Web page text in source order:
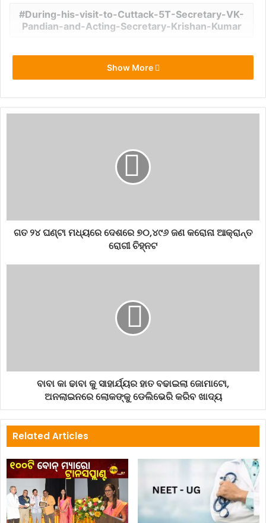
During-his-visit-to-Cuttack-5T-Secretary-VK-
Pandian-and-Acting-Secretary-Krishan-Kumar
Show More
ଗତ ୨୪ ଘଣ୍ଟା ମଧ୍ୟରେ ଦେଶରେ ୭୦,୪୯୬ ଜଣ କରୋନା ଆକ୍ରାନ୍ତ
ରୋଗୀ ଚିହ୍ନଟ
ବାବା କା ଢାବା କୁ ସାହାର୍ଯ୍ୟର ହାତ ବଢାଇଲା ଜୋମାଟୋ,
ଅନଲାଇନରେ ଲୋକଙ୍କୁ ଡେଲିଭେରି କରିବ ଖାଦ୍ୟ
Related Articles